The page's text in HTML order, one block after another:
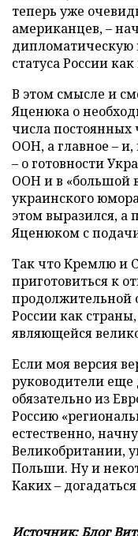
теперь уже
американцев, –
статуса России
В этом смысле и
Яценюка о
числа постоянных
ООН, а главное – и,
– о готовности
ООН и в «большой
украинского
этом выразился,
Яценюком с
Так что Кремлю и
приготовиться к
продолжительной
России как
являющейся
Если моя версия
руководители еще
обязательно из
Россию
естественно,
Великобритании,
Польши. Ну и
Каких –
Источник: Блог